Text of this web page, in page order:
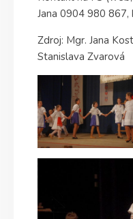
Jana 0904 980 867,
Zdroj: Mgr. Jana
Stanislava Zvarová